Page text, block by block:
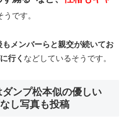
うです。
メンバーらと親交が続いてお
行く などしているそうです。
ンプ松本似の優しい
し写真も投稿